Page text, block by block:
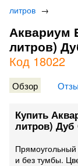
литров →
Аквариум
литров)
Код 18022
Обзор
Купить
литров)
и без тумбы.